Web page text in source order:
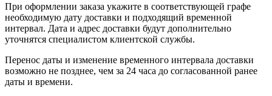
При оформлении заказа укажите в соответствующей графе
необходимую дату доставки и подходящий временной
интервал. Дата и адрес доставки будут дополнительно
уточнятся специалистом клиентской службы.
Перенос даты и изменение временного интервала доставки
возможно не позднее, чем за 24 часа до согласованной ранее
даты и времени.